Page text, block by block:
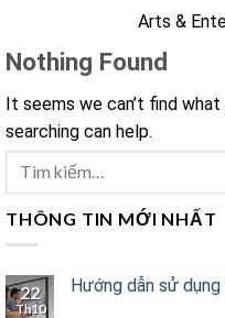
Arts &
Nothing Found
It seems we can’t find what
searching can help.
THÔNG TIN MỚI NHẤT
22
Th10
Hướng dẫn sử